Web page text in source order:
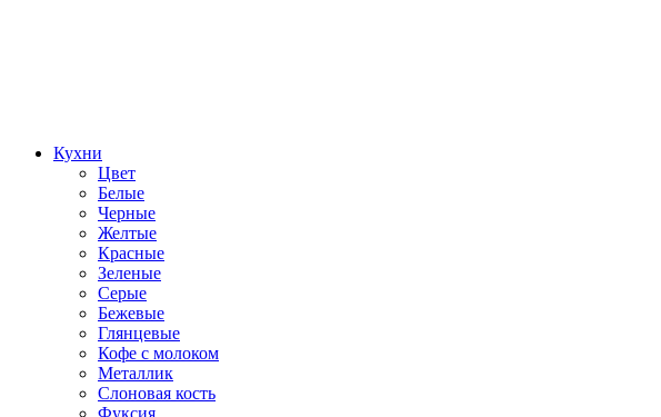
Кухни
Цвет
Белые
Черные
Желтые
Красные
Зеленые
Серые
Бежевые
Глянцевые
Кофе с молоком
Металлик
Слоновая кость
Фуксия